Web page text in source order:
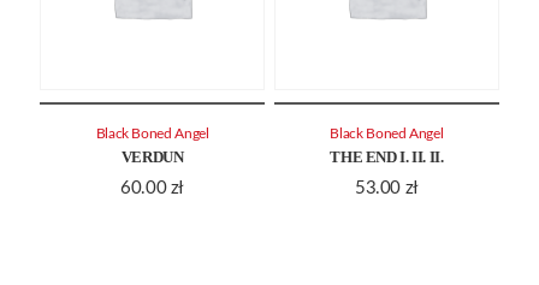
VERDUN
60.00 zł
Black Boned Angel
THE END I. II. II.
53.00 zł
Black Boned Angel